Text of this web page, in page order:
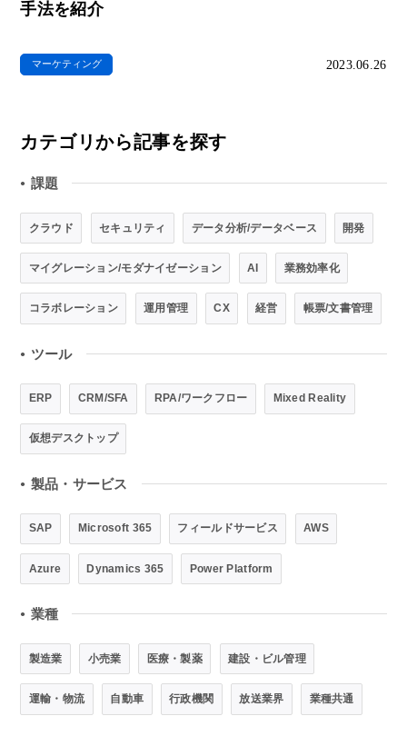
手法を紹介
マーケティング 2023.06.26
カテゴリから記事を探す
● 課題
クラウド セキュリティ データ分析/データベース 開発
マイグレーション/モダナイゼーション AI 業務効率化
コラボレーション 運用管理 CX 経営 帳票/文書管理
● ツール
ERP CRM/SFA RPA/ワークフロー Mixed Reality
仮想デスクトップ
● 製品・サービス
SAP Microsoft 365 フィールドサービス AWS
Azure Dynamics 365 Power Platform
● 業種
製造業 小売業 医療・製薬 建設・ビル管理
運輸・物流 自動車 行政機関 放送業界 業種共通